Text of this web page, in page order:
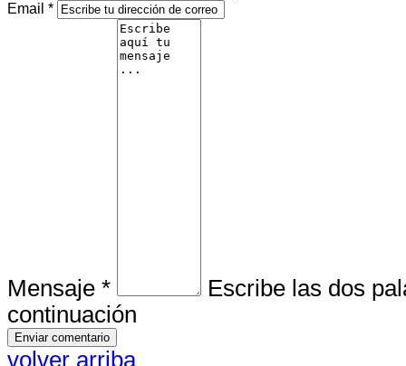
Email *
Mensaje *
Escribe las dos
continuación
volver arriba